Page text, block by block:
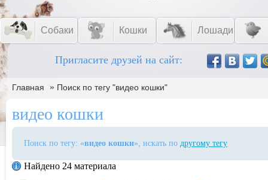
Собаки Кошки Лошади
Пригласите друзей на сайт:
Главная » Поиск по тегу "видео кошки"
видео кошки
Поиск по тегу: «видео кошки», искать по другому тегу
Найдено 24 материала